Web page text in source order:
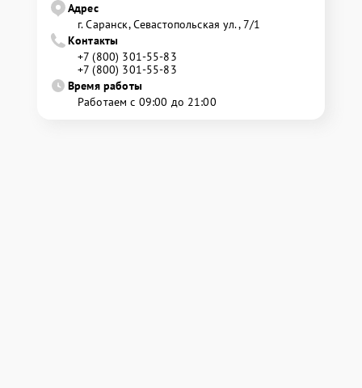
Адрес
г. Саранск, Севастопольская ул., 7/1
Контакты
+7 (800) 301-55-83
+7 (800) 301-55-83
Время работы
Работаем с 09:00 до 21:00